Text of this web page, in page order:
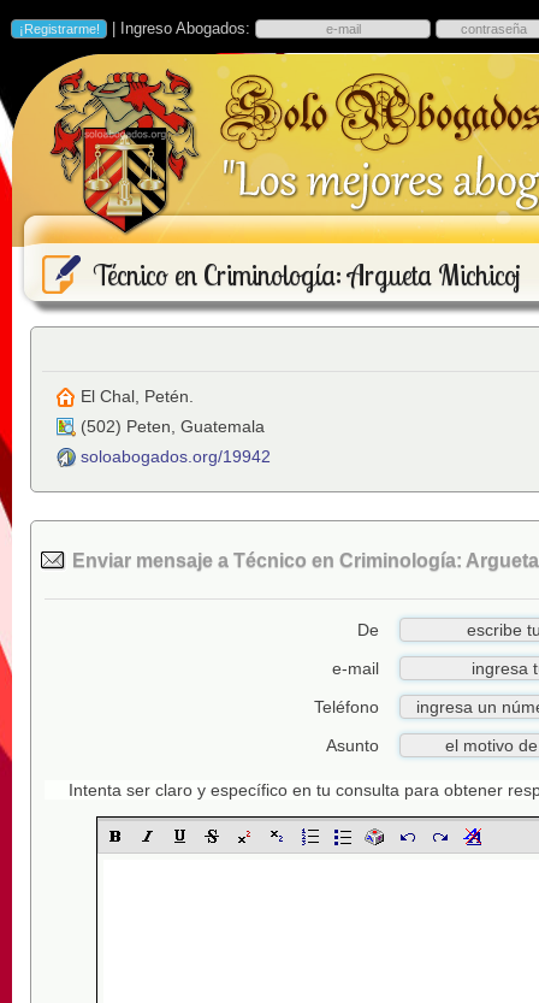
| Ingreso Abogados:
Técnico en Criminología: Argueta Michicoj
El Chal, Petén.
(502) Peten Guatemala
soloabogados.org/19942
Enviar mensaje a Técnico en Criminología:
De
e-mail
Teléfono
Asunto
Intenta ser claro y específico en tu consulta para obtener